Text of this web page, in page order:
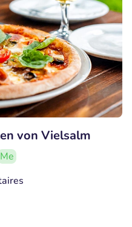
von Vielsalm
Me